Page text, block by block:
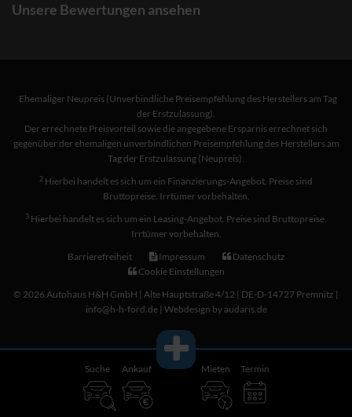
Suche Ankauf Mieten Termin
Unsere Bewertungen ansehen
Ehemaliger Neupreis (Unverbindliche Preisempfehlung des Herstellers am Tag
der Erstzulassung).
Der errechnete Preisvorteil sowie die angegebene Ersparnis errechnet sich
gegenüber der ehemaligen unverbindlichen Preisempfehlung des Herstellers am
Tag der Erstzulassung (Neupreis).
2 Hierbei handelt es sich um ein Finanzierungs-Angebot. Preise sind
Bruttopreise. Irrtümer vorbehalten.
3 Hierbei handelt es sich um ein Leasing-Angebot. Preise sind Bruttopreise.
Irrtümer vorbehalten.
Barrierefreiheit
Impressum
Datenschutz
Cookie Einstellungen
© 2026 Autohaus H&H GmbH | Alte Hauptstraße 4/12 | DE-D-14727 Premnitz |
info@h-h-ford.de | Webdesign by audaris.de